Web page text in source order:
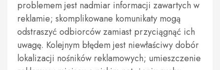
problemem jest nadmiar informacji zawartych w
reklamie; skomplikowane komunikaty mogą
odstraszyć odbiorców zamiast przyciągnąć ich
uwagę. Kolejnym błędem jest niewłaściwy dobór
lokalizacji nośników reklamowych; umieszczenie